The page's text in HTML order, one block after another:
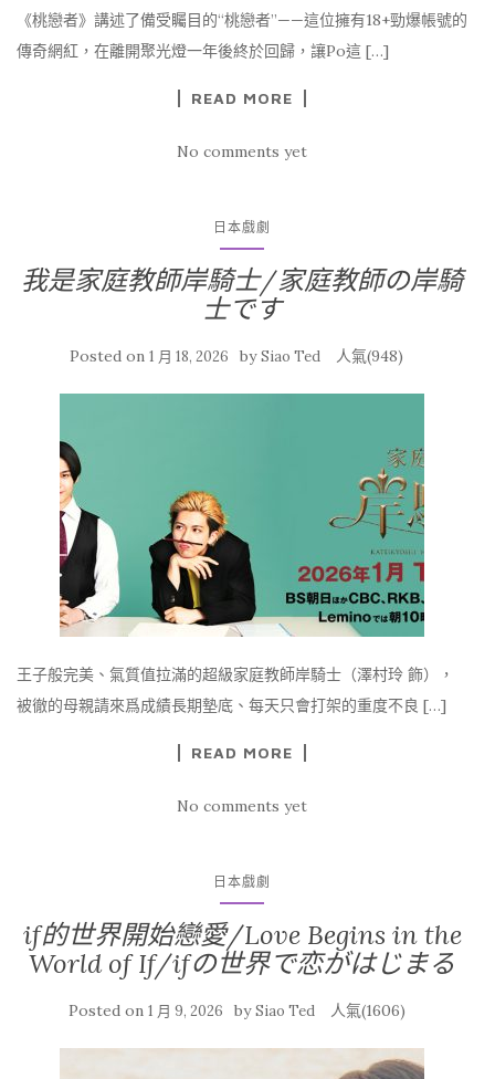
《桃戀者》講述了備受矚目的“桃戀者”——這位擁有18+勁爆帳號的
傳奇網紅，在離開聚光燈一年後終於回歸，讓Po這 […]
READ MORE
No comments yet
日本戲劇
我是家庭教師岸騎士/家庭教師の岸騎
士です
Posted on 1 月 18, 2026 bySiao Ted 人氣(948)
王子般完美、氣質值拉滿的超級家庭教師岸騎士（澤村玲 飾），
被徹的母親請來爲成績長期墊底、每天只會打架的重度不良 […]
READ MORE
No comments yet
日本戲劇
if的世界開始戀愛/Love Begins in the
World of If/ifの世界で恋がはじまる
Posted on 1 月 9, 2026 bySiao Ted 人氣(1606)